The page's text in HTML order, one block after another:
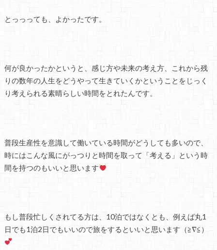
とっっっても、よかったです。
何が良かったかというと、感じ方や未来の考え方、これから残
りの数年の人生をどうやって生きていくかということをじっく
り考えられる素晴らしい時間をとれたんです。
普段生産性を意識して働いている時間がどうしても多いので、
時にはこんな風にがっつりと時間を取って「考える」という時
間を持つのもいいと思います
もし普段忙しくされてる方は、10泊ではなくとも、例えば丸1
日でも1泊2日でもいいので旅をするといいと思います（≧∇≦）